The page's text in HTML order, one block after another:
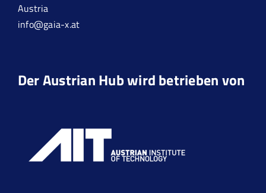
Austria
info@gaia-x.at
Der Austrian Hub wird betrieben von